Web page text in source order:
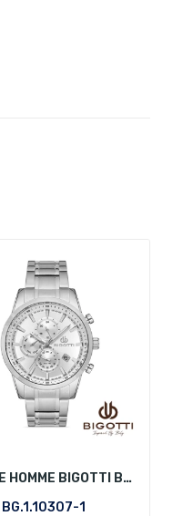
MONTRE HOMME BIGOTTI BG.1.10307-1
BG.1.10307-1